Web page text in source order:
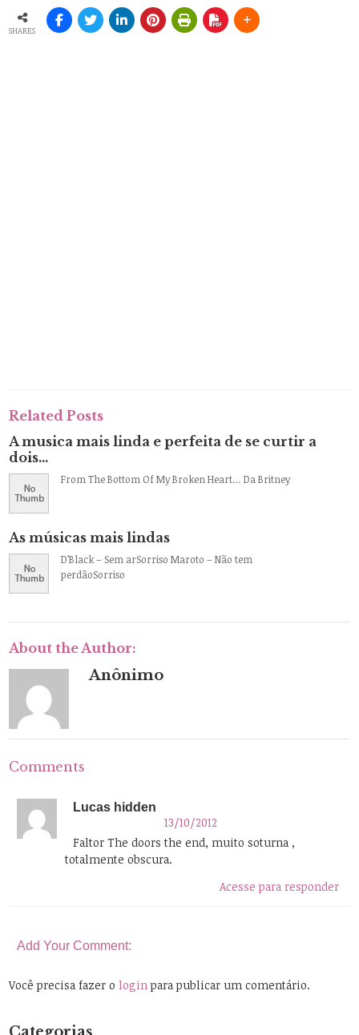
SHARES
Related Posts
A musica mais linda e perfeita de se curtir a
dois…
From The Bottom Of My Broken Heart… Da Britney
As músicas mais lindas
D’Black – Sem arSorriso Maroto – Não tem
perdãoSorriso
About the Author:
Anônimo
Comments
Lucas hidden
13/10/2012
Faltor The doors the end, muito soturna ,
totalmente obscura.
Acesse para responder
Add Your Comment:
Você precisa fazer ologin para publicar um comentário.